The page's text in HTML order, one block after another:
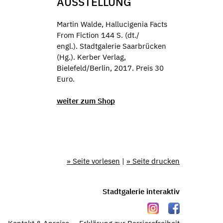
Martin Walde, Hallucigenia Facts
From Fiction 144 S. (dt./
engl.). Stadtgalerie Saarbrücken
(Hg.). Kerber Verlag,
Bielefeld/Berlin, 2017. Preis 30
Euro.
weiter zum Shop
» Seite vorlesen | » Seite drucken
Stadtgalerie interaktiv